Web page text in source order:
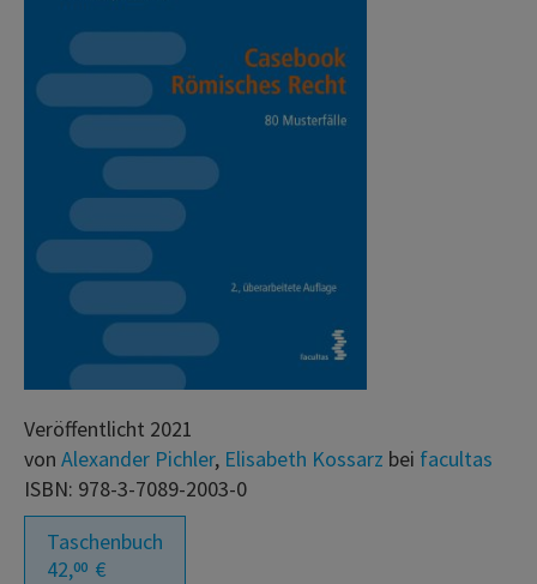
Veröffentlicht 2021
von Alexander Pichler, Elisabeth Kossarz bei facultas
ISBN: 978-3-7089-2003-0
Taschenbuch
42,00 €